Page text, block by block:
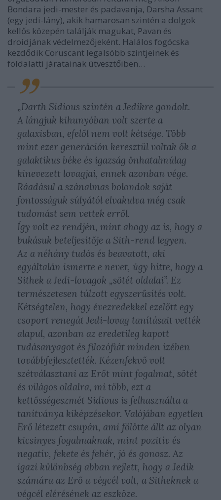
Bondara jedi-mester és padavanja, Darsha Assant
(egy jedi-lány), akik hamarosan szintén a dolgok
kellős közepén találják magukat, Pavan és
droidjának védelmezőjeként. Halálos fogócska
kezdődik Coruscant legalsóbb szintjeinek és
földalatti járatainak útvesztőiben…
„Darth Sidious szintén a Jedikre gondolt.
A lángjuk kihunyóban volt szerte a
galaxisban, efelől nem volt kétsége. Több
mint ezer generáción keresztül voltak ők a
galaktikus béke és igazság önhatalmúlag
kinevezett lovagjai, ennek azonban vége.
Ráadásul a szánalmas bolondok saját
fontosságuk súlyától elvakulva még csak
tudomást sem vettek erről.
Így volt ez rendjén, mint ahogy az is, hogy a
bukásuk beteljesítője a Sith-rend legyen.
Az a néhány tudós és beavatott, aki
egyáltalán ismerte e nevet, úgy hitte, hogy a
Sithek a Jedi-lovagok „sötét oldalai”. Ez
természetesen túlzott egyszerűsítés volt.
Kétségtelen, hogy évezredekkel ezelőtt egy
csoport renegát Jedi-lovag tanításait vették
alapul, azonban az eredetileg kapott
tudásanyagot és filozófiát minden ízében
továbbfejlesztették. Kézenfekvő volt
szétválasztani az Erőt mint fogalmat, sötét
és világos oldalra, mi több, ezt a
kettősségeszmét Sidious is felhasználta a
tanítványa kiképzésekor. Valójában egyetlen
Erő létezett csupán, ami fölötte állt az olyan
kicsinyes fogalmaknak, mint pozitív és
negatív, fekete és fehér, jó és gonosz. Az
igazi különbség abban rejlett, hogy a Jedik
számára az Erő a végcél volt, a Sitheknek a
végcél elérésének az eszköze.